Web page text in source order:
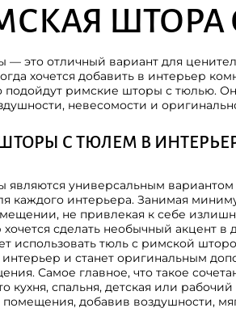
ШТОРА
— это отличный вариант для
хочется добавить в интерьер
подойдут римские шторы с тюлью.
невесомости и
С ТЮЛЕМ В
являются универсальным
каждого интерьера. Занимая
не привлекая к себе
сделать необычный акцент в
использовать тюль с римской
интерьер и станет оригинальным
Самое главное, что такое
кухня, спальня, детская или
добавив воздушности,